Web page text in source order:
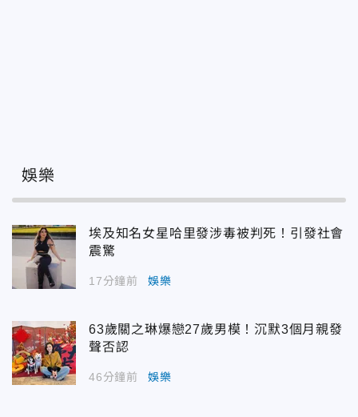
娛樂
埃及知名女星哈里發涉毒被判死！引發社會
震驚
17分鐘前 娛樂
63歲關之琳爆戀27歲男模！沉默3個月親發
聲否認
46分鐘前 娛樂